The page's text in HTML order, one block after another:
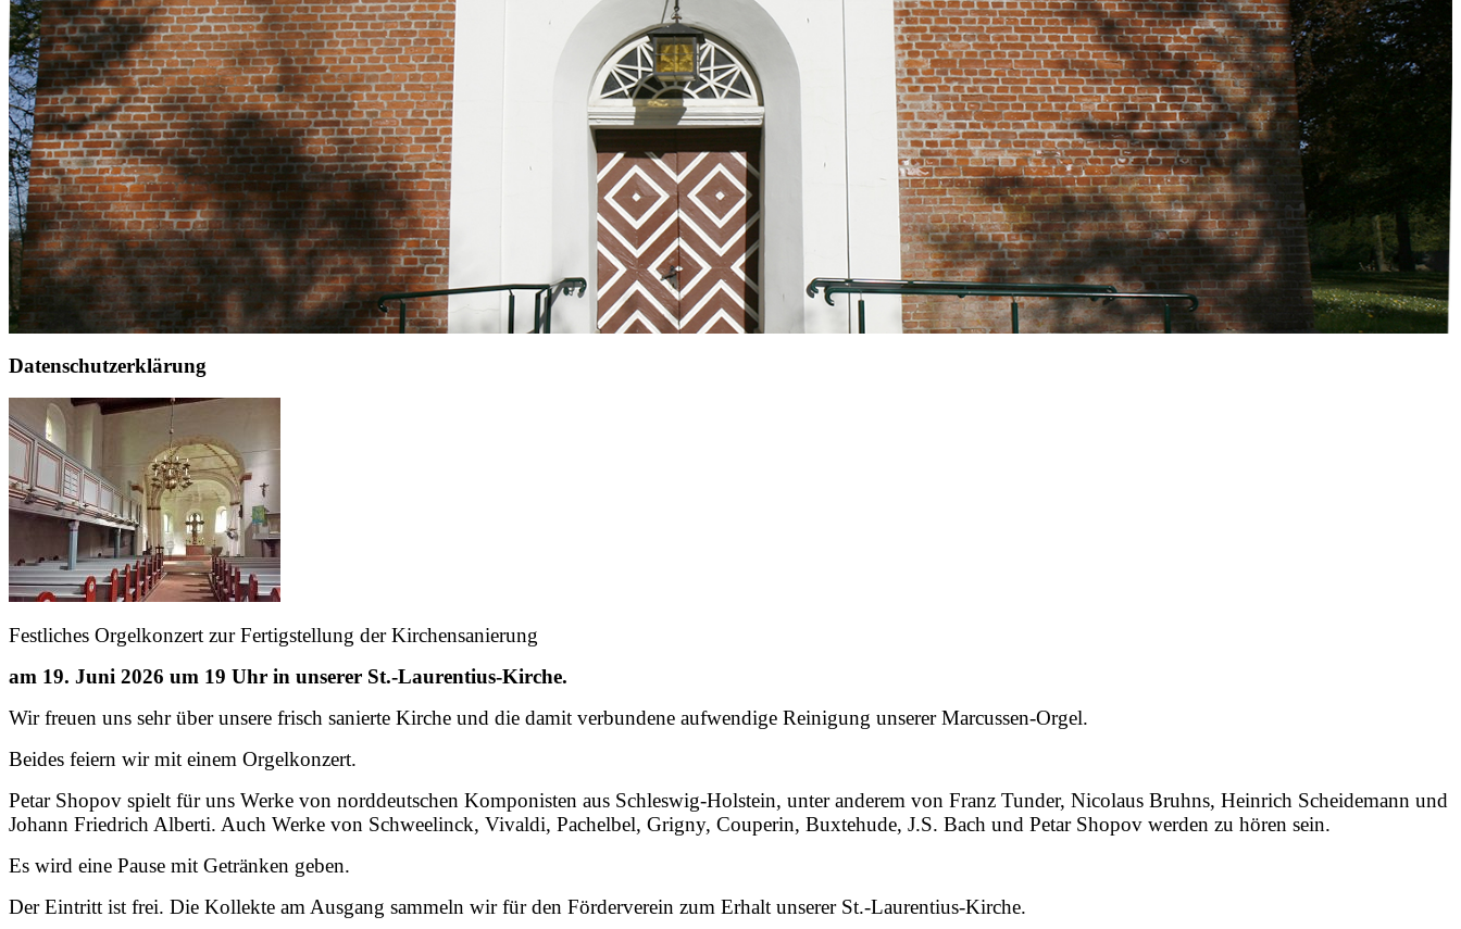
Datenschutzerklärung
Festliches Orgelkonzert zur Fertigstellung der Kirchensanierung
am 19. Juni 2026 um 19 Uhr in unserer St.-Laurentius-Kirche.
Wir freuen uns sehr über unsere frisch sanierte Kirche und die damit verbundene aufwendige Reinigung unserer Marcussen-Orgel.
Beides feiern wir mit einem Orgelkonzert.
Petar Shopov spielt für uns Werke von norddeutschen Komponisten aus Schleswig-Holstein, unter anderem von Franz Tunder, Nicolaus Bruhns, Heinrich Scheidemann und
Johann Friedrich Alberti. Auch Werke von Schweelinck, Vivaldi, Pachelbel, Grigny, Couperin, Buxtehude, J.S. Bach und Petar Shopov werden zu hören sein.
Es wird eine Pause mit Getränken geben.
Der Eintritt ist frei. Die Kollekte am Ausgang sammeln wir für den Förderverein zum Erhalt unserer St.-Laurentius-Kirche.